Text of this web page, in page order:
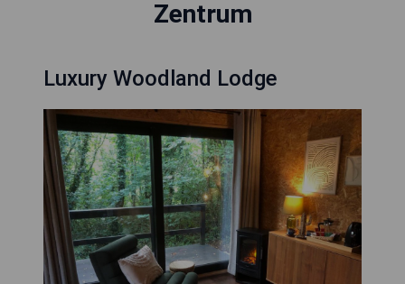
Zentrum
Luxury Woodland Lodge